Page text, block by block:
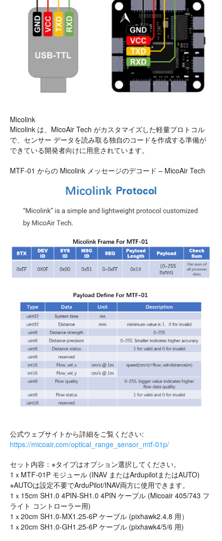
Micolink
Micolink は、MicoAir Tech がカスタマイズした軽量プロトコル
で、センサー データを読み取る独自のコードを作成する準備が
できている開発者向けに用意されています。
MTF-01 からの Micolink メッセージのデコード – MicoAir Tech
公式ウェブサイトから詳細をご覧ください:
https://micoair.com/optical_range_sensor_mtf-01p/
セット内容：※タイプはオプション選択してください。
1ｘMTF-01P モジュール (INAV またはArdupilotまたはAUTO)
※AUTOは設定不要でArduPilot/INAV両方に使用できます。
1ｘ15cm SH1.0 4PIN-SH1.0 4PIN ケーブル (Micoair 405/743 フ
ライト コントローラー用)
1ｘ20cm SH1.0-MX1.25-6P ケーブル (pixhawk2.4.8 用）
1ｘ20cm SH1.0-GH1.25-6P ケーブル (pixhawk4/5/6 用)